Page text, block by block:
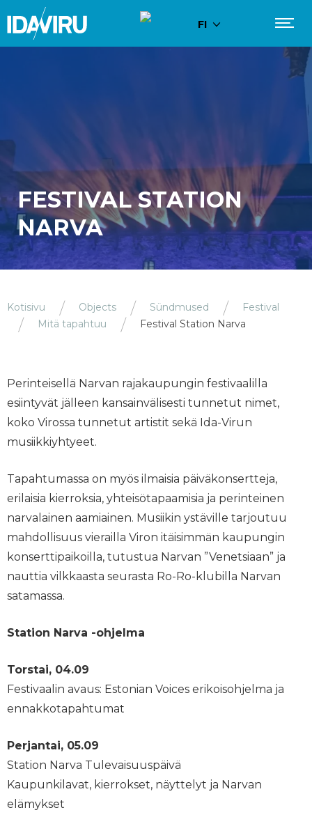
FI
FESTIVAL STATION
NARVA
Kotisivu Objects Sündmused
Festival
Mitä tapahtuu
Festival Station Narva
Perinteisellä Narvan rajakaupungin festivaalilla
esiintyvät jälleen kansainvälisesti tunnetut nimet,
koko Virossa tunnetut artistit sekä Ida-Virun
musiikkiyhtyeet.
Tapahtumassa on myös ilmaisia päiväkonsertteja,
erilaisia kierroksia, yhteisötapaamisia ja perinteinen
narvalainen aamiainen. Musiikin ystäville tarjoutuu
mahdollisuus vierailla Viron itäisimmän kaupungin
konserttipaikoilla, tutustua Narvan ”Venetsiaan” ja
nauttia vilkkaasta seurasta Ro-Ro-klubilla Narvan
satamassa.
Station Narva -ohjelma
Torstai, 04.09
Festivaalin avaus: Estonian Voices erikoisohjelma ja
ennakkotapahtumat
Perjantai, 05.09
Station Narva Tulevaisuuspäivä
Kaupunkilavat, kierrokset, näyttelyt ja Narvan
elämykset